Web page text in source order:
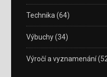
Technika (64)
Výbuchy(34)
Výročí a vyznamenání